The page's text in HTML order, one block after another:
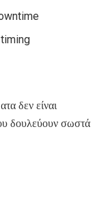
δεν είναι
δουλεύουν σωστά